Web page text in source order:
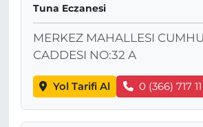
Tuna Eczanesi
MERKEZ MAHALLESI
CADDESI NO:32 A
Yol Tarifi Al 0 (366) 717